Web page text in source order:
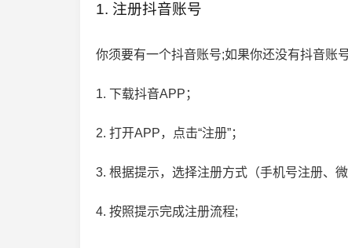
1. 注册抖音账号
你须要有一个抖音账号;如果你还没有抖音账
1. 下载抖音APP；
2. 打开APP，点击“注册”；
3. 根据提示，选择注册方式（手机号注册、微
4. 按照提示完成注册流程;